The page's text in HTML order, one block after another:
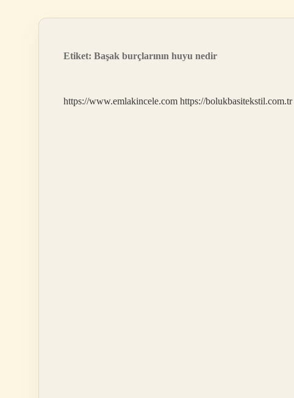
Etiket: Başak burçlarının huyu nedir
https://www.emlakincele.com https://bolukbasitekstil.com.tr